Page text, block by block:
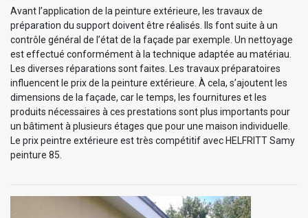
Avant l’application de la peinture extérieure, les travaux de
préparation du support doivent être réalisés. Ils font suite à un
contrôle général de l’état de la façade par exemple. Un nettoyage
est effectué conformément à la technique adaptée au matériau.
Les diverses réparations sont faites. Les travaux préparatoires
influencent le prix de la peinture extérieure. À cela, s’ajoutent les
dimensions de la façade, car le temps, les fournitures et les
produits nécessaires à ces prestations sont plus importants pour
un bâtiment à plusieurs étages que pour une maison individuelle.
Le prix peintre extérieure est très compétitif avec HELFRITT Samy
peinture 85.